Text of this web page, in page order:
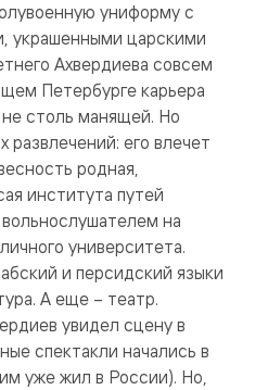
униформу с
украшенными царскими
Ахвердиева совсем
Петербурге карьера
столь манящей. Но
развлечений: его влечет
родная,
института путей
на
университета.
и персидский языки
А еще – театр.
увидел сцену в
спектакли начались в
уже жил в России). Но,